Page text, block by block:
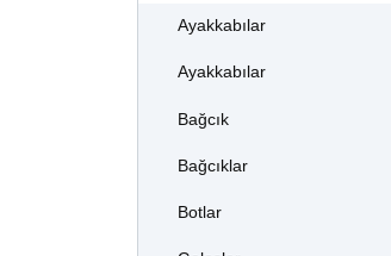
Ayakkabılar
Ayakkabılar
Bağcık
Bağcıklar
Botlar